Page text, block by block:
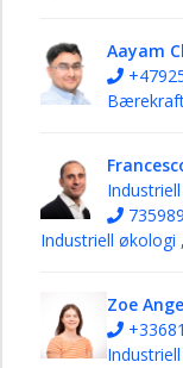
Aayam
Industriell økologi ,
Zoe